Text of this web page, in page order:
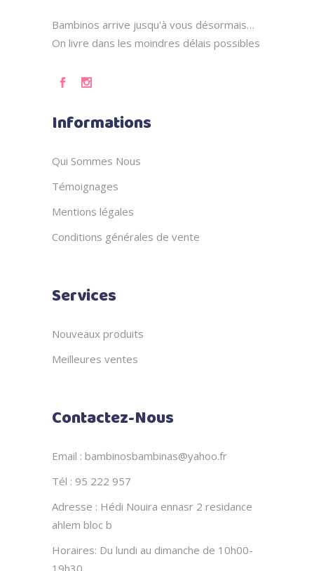
Bambinos arrive jusqu'à vous désormais…
On livre dans les moindres délais possibles
Informations
Qui Sommes Nous
Témoignages
Mentions légales
Conditions générales de vente
Services
Nouveaux produits
Meilleures ventes
Contactez-Nous
Email : bambinosbambinas@yahoo.fr
Tél : 95 222 957
Adresse : Hédi Nouira ennasr 2 residance
ahlem bloc b
Horaires: Du lundi au dimanche de 10h00-
19h30